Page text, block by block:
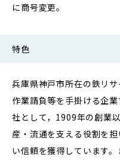
に商号変更。
特色
兵庫県神戸市所在の鉄リ
作業請負等を手掛ける企
社として，1909年の創業
産・流通を支える役割を
い信頼を獲得しています